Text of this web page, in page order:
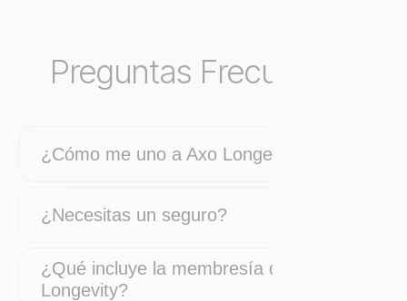
Preguntas Frecuentes
¿Cómo me uno a Axo Longevity?
¿Necesitas un seguro?
¿Qué incluye la membresía de Axo
Longevity?